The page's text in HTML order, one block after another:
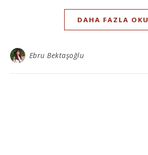
DAHA FAZLA OKU
Ebru Bektaşoğlu